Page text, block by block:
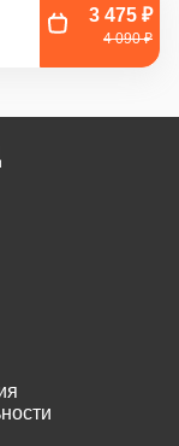
- 1 час
3 475 ₽
4 090 ₽